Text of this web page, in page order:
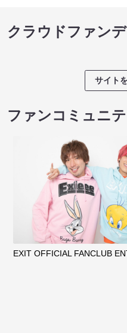
クラウドファン
サイト
ファンコミュニ
EXIT OFFICIAL FANCLUB